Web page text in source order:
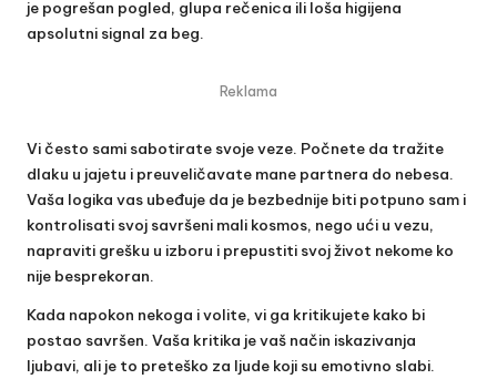
je pogrešan pogled, glupa rečenica ili loša higijena
apsolutni signal za beg.
Reklama
Vi često sami sabotirate svoje veze. Počnete da tražite
dlaku u jajetu i preuveličavate mane partnera do nebesa.
Vaša logika vas ubeđuje da je bezbednije biti potpuno sam i
kontrolisati svoj savršeni mali kosmos, nego ući u vezu,
napraviti grešku u izboru i prepustiti svoj život nekome ko
nije besprekoran.
Kada napokon nekoga i volite, vi ga kritikujete kako bi
postao savršen. Vaša kritika je vaš način iskazivanja
ljubavi, ali je to preteško za ljude koji su emotivno slabi.